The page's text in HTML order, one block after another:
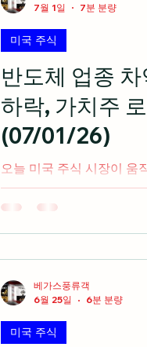
웨어 섹터와 에너지 주식
션 진행 국제 유가 상승에 따른 인플레이션 우려로 2년물 국
채 금리가 2025년 2월 이
월 금리 인상 확률 급증 본격적인 금융주 실적 시즌 개막을
앞두고 씨티그룹, 골드만
6월 CPI 관망세 뚜렷 미국
쇄 선언과 국제 유가 급등
통해 호르무즈 해협의 이란
반도체 업종
하락, 가치주
(07/01/26)
오늘 미국 주식 시장이 움
음(미 동부 시간 오후 4시 기준) 마이크론, 샌디
했던 반도체 주식들에 차
ETF(RSP)가 일반 지수를
빈 워시 신임 연준 의장이
드 가이던스) 제공을 거부
장 표명 6월 ADP 민간 고
며 예상치를 하회해 노동 시장
미국 주식
7월 1일
7분 분량
미국 주식
베가스풍류객
6월 25일
6분 분량